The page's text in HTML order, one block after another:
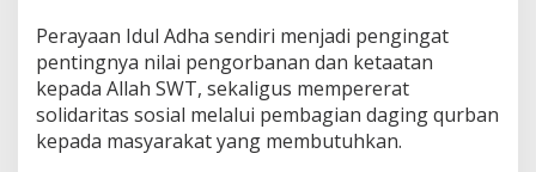
Perayaan Idul Adha sendiri menjadi pengingat
pentingnya nilai pengorbanan dan ketaatan
kepada Allah SWT, sekaligus mempererat
solidaritas sosial melalui pembagian daging qurban
kepada masyarakat yang membutuhkan.